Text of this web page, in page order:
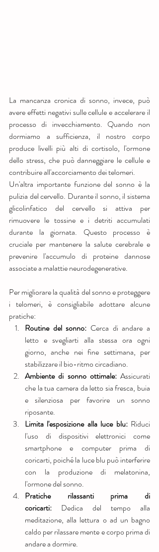
La mancanza cronica di sonno, invece, può
avere effetti negativi sulle cellule e accelerare il
processo di invecchiamento. Quando non
dormiamo a sufficienza, il nostro corpo
produce livelli più alti di cortisolo, l'ormone
dello stress, che può danneggiare le cellule e
contribuire all'accorciamento dei telomeri.
Un'altra importante funzione del sonno è la
pulizia del cervello. Durante il sonno, il sistema
glicolinfatico del cervello si attiva per
rimuovere le tossine e i detriti accumulati
durante la giornata. Questo processo è
cruciale per mantenere la salute cerebrale e
prevenire l'accumulo di proteine dannose
associate a malattie neurodegenerative.
Per migliorare la qualità del sonno e proteggere
i telomeri, è consigliabile adottare alcune
pratiche:
Routine del sonno: Cerca di andare a
letto e svegliarti alla stessa ora ogni
giorno, anche nei fine settimana, per
stabilizzare il bio-ritmo circadiano.
Ambiente di sonno ottimale: Assicurati
che la tua camera da letto sia fresca, buia
e silenziosa per favorire un sonno
riposante.
Limita l'esposizione alla luce blu: Riduci
l'uso di dispositivi elettronici come
smartphone e computer prima di
coricarti, poiché la luce blu può interferire
con la produzione di melatonina,
l'ormone del sonno.
Pratiche rilassanti prima di
coricarti: Dedica del tempo alla
meditazione, alla lettura o ad un bagno
caldo per rilassare mente e corpo prima di
andare a dormire.